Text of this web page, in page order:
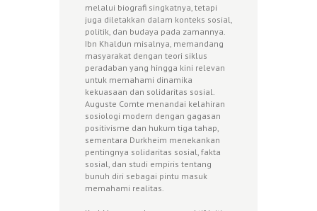
melalui biografi singkatnya, tetapi
juga diletakkan dalam konteks sosial,
politik, dan budaya pada zamannya.
Ibn Khaldun misalnya, memandang
masyarakat dengan teori siklus
peradaban yang hingga kini relevan
untuk memahami dinamika
kekuasaan dan solidaritas sosial.
Auguste Comte menandai kelahiran
sosiologi modern dengan gagasan
positivisme dan hukum tiga tahap,
sementara Durkheim menekankan
pentingnya solidaritas sosial, fakta
sosial, dan studi empiris tentang
bunuh diri sebagai pintu masuk
memahami realitas.